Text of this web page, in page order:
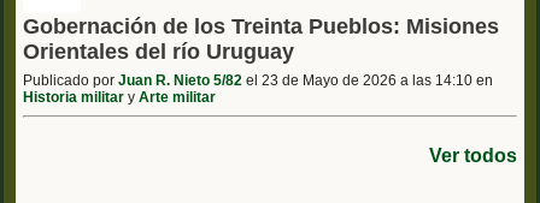
Gobernación de los Treinta Pueblos: Misiones
Orientales del río Uruguay
Publicado por Juan R. Nieto 5/82 el 23 de Mayo de 2026 a las 14:10 en
Historia militar y Arte militar
Ver todos